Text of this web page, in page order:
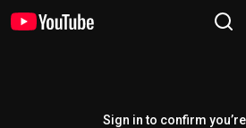
Sign in to confirm